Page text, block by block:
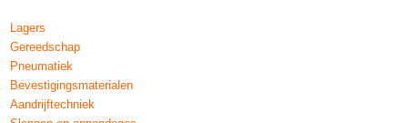
Lagers
Gereedschap
Pneumatiek
Bevestigingsmaterialen
Aandrijftechniek